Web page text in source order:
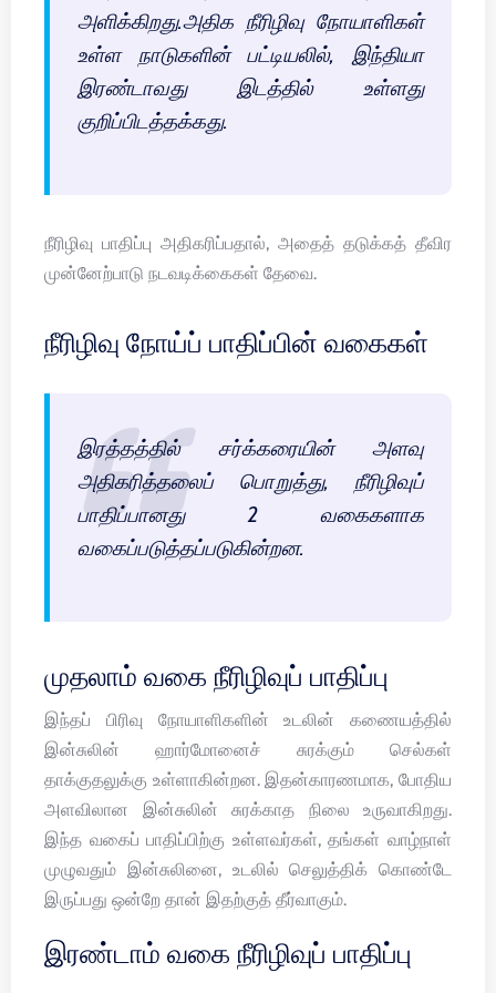
அளிக்கிறது.அதிக நீரிழிவு நோயாளிகள்
உள்ள நாடுகளின் பட்டியலில், இந்தியா
இரண்டாவது இடத்தில் உள்ளது
குறிப்பிடத்தக்கது.
நீரிழிவு பாதிப்பு அதிகரிப்பதால், அதைத் தடுக்கத் தீவிர
முன்னேற்பாடு நடவடிக்கைகள் தேவை.
நீரிழிவு நோய்ப் பாதிப்பின் வகைகள்
இரத்தத்தில் சர்க்கரையின் அளவு
அதிகரித்தலைப் பொறுத்து, நீரிழிவுப்
பாதிப்பானது 2 வகைகளாக
வகைப்படுத்தப்படுகின்றன.
முதலாம் வகை நீரிழிவுப் பாதிப்பு
இந்தப் பிரிவு நோயாளிகளின் உடலின் கணையத்தில்
இன்சுலின் ஹார்மோனைச் சுரக்கும் செல்கள்
தாக்குதலுக்கு உள்ளாகின்றன. இதன்காரணமாக, போதிய
அளவிலான இன்சுலின் சுரக்காத நிலை உருவாகிறது.
இந்த வகைப் பாதிப்பிற்கு உள்ளவர்கள், தங்கள் வாழ்நாள்
முழுவதும் இன்சுலினை, உடலில் செலுத்திக் கொண்டே
இருப்பது ஒன்றே தான் இதற்குத் தீர்வாகும்.
இரண்டாம் வகை நீரிழிவுப் பாதிப்பு